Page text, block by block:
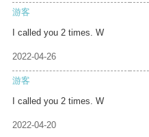
游客
I called you 2 times. W
2022-04-26
游客
I called you 2 times. W
2022-04-20